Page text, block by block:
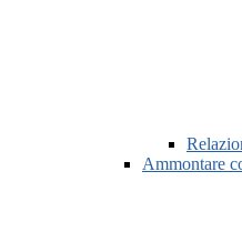
Ammontare